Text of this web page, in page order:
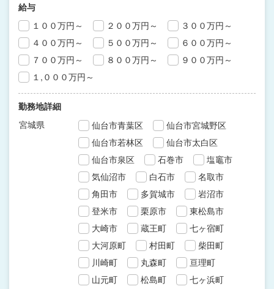
給与
１００万円～
２００万円～
３００万円～
４００万円～
５００万円～
６００万円～
７００万円～
８００万円～
９００万円～
１,０００万円～
勤務地詳細
宮城県
仙台市青葉区
仙台市宮城野区
仙台市若林区
仙台市太白区
仙台市泉区
石巻市
塩竈市
気仙沼市
白石市
名取市
角田市
多賀城市
岩沼市
登米市
栗原市
東松島市
大崎市
蔵王町
七ヶ宿町
大河原町
村田町
柴田町
川崎町
丸森町
亘理町
山元町
松島町 七ヶ浜町